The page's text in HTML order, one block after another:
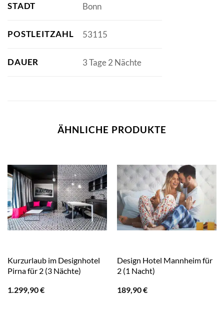
STADT Bonn
POSTLEITZAHL 53115
DAUER 3 Tage 2 Nächte
ÄHNLICHE PRODUKTE
Kurzurlaub im Designhotel
Pirna für 2 (3 Nächte)
1.299,90€
Design Hotel Mannheim für
2 (1 Nacht)
189,90€